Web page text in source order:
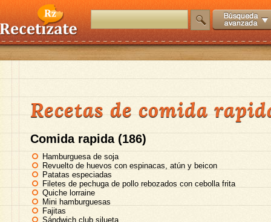
Recetas de comida
Comida rapida (186)
Hamburguesa de soja
Revuelto de huevos con espinacas, atún y beicon
Patatas especiadas
Filetes de pechuga de pollo rebozados con cebolla frita
Quiche lorraine
Mini hamburguesas
Fajitas
Sándwich club silueta